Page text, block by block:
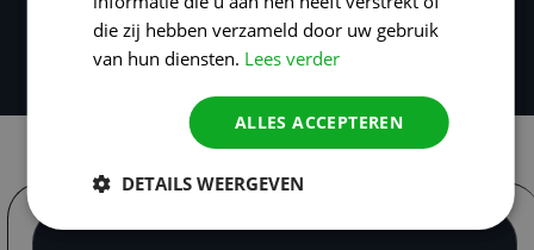
Plan een kennismaking
die zij hebben verzameld door uw gebruik
van hun diensten. Lees verder
ALLES ACCEPTEREN
DETAILS WEERGEVEN